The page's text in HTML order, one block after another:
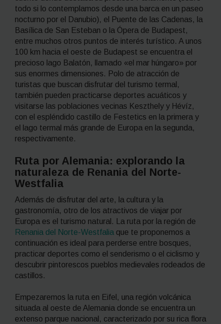
todo si lo contemplamos desde una barca en un paseo
nocturno por el Danubio), el Puente de las Cadenas, la
Basílica de San Esteban o la Ópera de Budapest,
entre muchos otros puntos de interés turístico. A unos
100 km hacia el oeste de Budapest se encuentra el
precioso lago Balatón, llamado «el mar húngaro» por
sus enormes dimensiones. Polo de atracción de
turistas que buscan disfrutar del turismo termal,
también pueden practicarse deportes acuáticos y
visitarse las poblaciones vecinas Keszthely y Hévíz,
con el espléndido castillo de Festetics en la primera y
el lago termal más grande de Europa en la segunda,
respectivamente.
Ruta por Alemania: explorando la
naturaleza de Renania del Norte-
Westfalia
Además de disfrutar del arte, la cultura y la
gastronomía, otro de los atractivos de viajar por
Europa es el turismo natural. La ruta por la región de
Renania del Norte-Westfalia que te proponemos a
continuación es ideal para perderse entre bosques,
practicar deportes como el senderismo o el ciclismo y
descubrir pintorescos pueblos medievales rodeados de
castillos.
Empezaremos la ruta en Eifel, una región volcánica
situada al oeste de Alemania donde se encuentra un
extenso parque nacional, caracterizado por su rica flora